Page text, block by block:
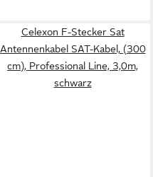
Celexon F-Stecker Sat
Antennenkabel SAT-Kabel, (300
cm), Professional Line, 3,0m,
schwarz